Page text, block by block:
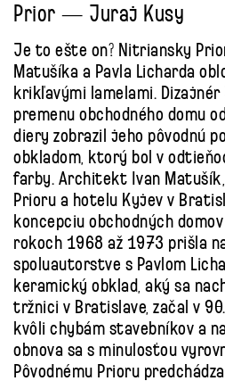
Prior — Juraj Kusy
Je to ešte on? Nitriansky
Matušíka a Pavla Licharda
krikľavými lamelami.
premenu obchodného domu
diery zobrazil jeho pôvodnú
obkladom, ktorý bol v
farby. Architekt Ivan
Prioru a hotelu Kyjev v
koncepciu obchodných
rokoch 1968 až 1973 prišla
spoluautorstve s Pavlom
keramický obklad, aký sa
tržnici v Bratislave, začal v
kvôli chybám stavebníkov a
obnova sa s minulosťou
Pôvodnému Prioru